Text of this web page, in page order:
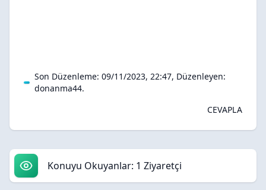
Son Düzenleme: 09/11/2023, 22:47, Düzenleyen:
donanma44.
CEVAPLA
Konuyu Okuyanlar: 1 Ziyaretçi